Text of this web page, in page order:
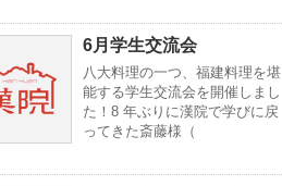
6月学生交流会
八大料理の一つ、福建料理を堪
能する学生交流会を開催しまし
た！8 年ぶりに漢院で学びに戻
ってきた斎藤様（